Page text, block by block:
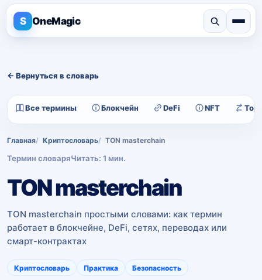
S OneMagic
← Вернуться в словарь
Все термины Блокчейн DeFi NFT
Главная Криптословарь TON masterchain
Термин словаряЧитать: 1 мин.
TON masterchain
TON masterchain простыми словами: как термин
работает в блокчейне, DeFi, сетях, переводах или
смарт-контрактах
Криптословарь Практика Безопасность